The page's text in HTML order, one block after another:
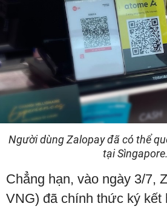
Người dùng Zalopay đã có thể
tại Sìngapore.
Chẳng hạn, vào ngày 3/7,
VNG) đã chính thức ký kết